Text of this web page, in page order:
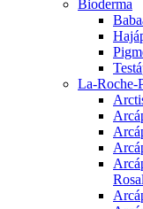
Bioderma
La-Roche-